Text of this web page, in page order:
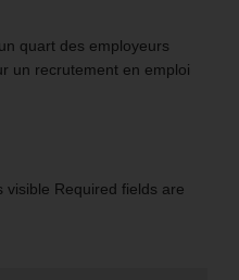
quart des employeurs
un recrutement en emploi
visible Required fields are